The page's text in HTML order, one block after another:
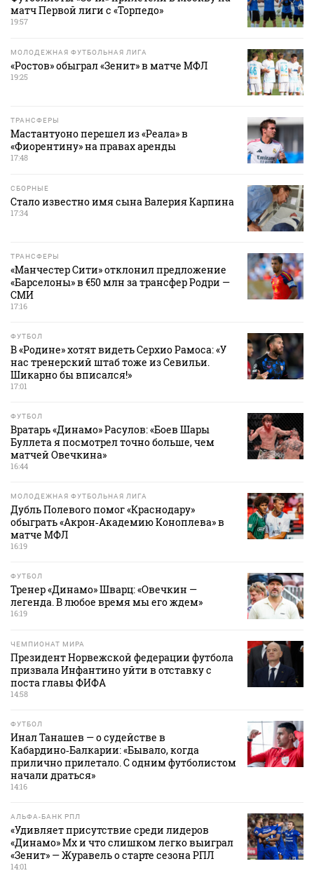
матч Первой лиги с «Торпедо»
19:57
МОЛОДЕЖНАЯ ФУТБОЛЬНАЯ ЛИГА
«Ростов» обыграл «Зенит» в матче МФЛ
19:25
ТРАНСФЕРЫ
Мастантуоно перешел из «Реала» в
«Фиорентину» на правах аренды
17:48
СБОРНЫЕ
Стало известно имя сына Валерия Карпина
17:34
ТРАНСФЕРЫ
«Манчестер Сити» отклонил предложение
«Барселоны» в €50 млн за трансфер Родри —
СМИ
17:16
ФУТБОЛ
В «Родине» хотят видеть Серхио Рамоса: «У
нас тренерский штаб тоже из Севильи.
Шикарно бы вписался!»
17:01
ФУТБОЛ
Вратарь «Динамо» Расулов: «Боев Шары
Буллета я посмотрел точно больше, чем
матчей Овечкина»
16:44
МОЛОДЕЖНАЯ ФУТБОЛЬНАЯ ЛИГА
Дубль Полевого помог «Краснодару»
обыграть «Акрон‑Академию Коноплева» в
матче МФЛ
16:19
ФУТБОЛ
Тренер «Динамо» Шварц: «Овечкин —
легенда. В любое время мы его ждем»
16:19
ЧЕМПИОНАТ МИРА
Президент Норвежской федерации футбола
призвала Инфантино уйти в отставку с
поста главы ФИФА
14:58
ФУТБОЛ
Инал Танашев — о судействе в
Кабардино‑Балкарии: «Бывало, когда
прилично прилетало. С одним футболистом
начали драться»
14:16
АЛЬФА-БАНК РПЛ
«Удивляет присутствие среди лидеров
«Динамо» Мх и что слишком легко выиграл
«Зенит» — Журавель о старте сезона РПЛ
14:01